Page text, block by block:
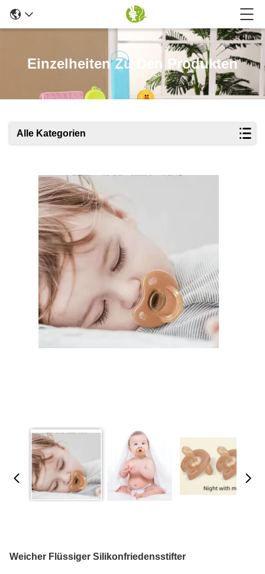
Einzelheiten Zu Den Produkten
Alle Kategorien
Weicher Flüssiger Silikonfriedensstifter